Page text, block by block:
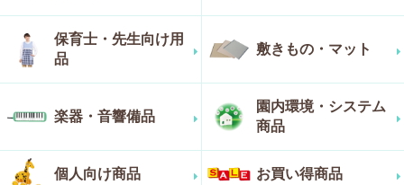
保育士・先生向け用
品
敷きもの・マット
楽器・音響備品
園内環境・システム
商品
個人向け商品 お買い得商品